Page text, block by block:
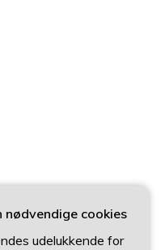
nødvendige cookies
udelukkende for